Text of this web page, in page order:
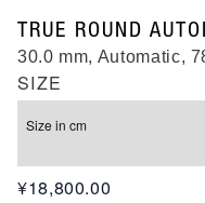
TRUE ROUND
R27242732
30.0 mm, Automatic,
SIZE
Size in cm
¥18,800.00